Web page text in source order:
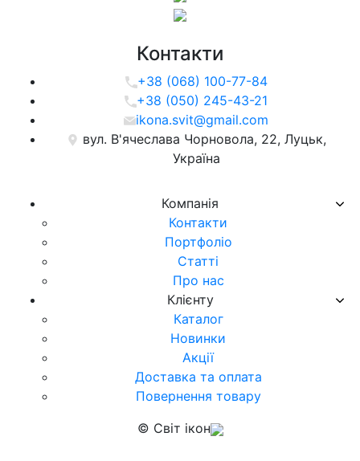
Компанія
Контакти
Портфоліо
Статті
Про нас
Клієнту
Каталог
Новинки
Акції
Доставка та оплата
Повернення товару
Контакти
+38 (068) 100-77-84
+38 (050) 245-43-21
ikona.svit@gmail.com
вул. В'ячеслава Чорновола, 22, Луцьк,
Україна
© Світ ікон